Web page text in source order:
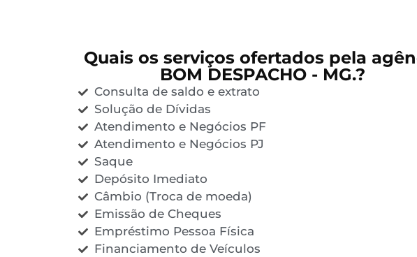
Quais os serviços ofertados pela
BOM DESPACHO - MG.?
Consulta de saldo e extrato
Solução de Dívidas
Atendimento e Negócios PF
Atendimento e Negócios PJ
Saque
Depósito Imediato
Câmbio (Troca de moeda)
Emissão de Cheques
Empréstimo Pessoa Física
Financiamento de Veículos